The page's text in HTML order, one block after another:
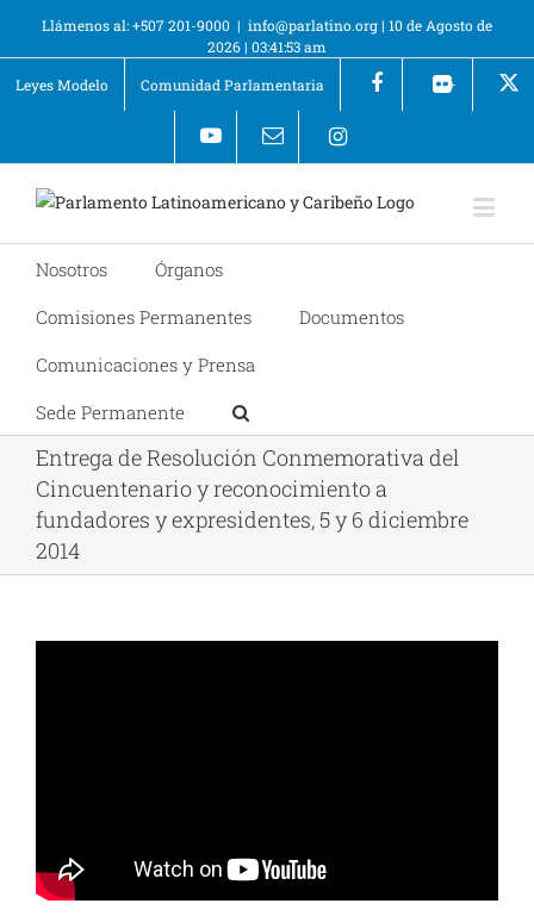
Llámenos al: +507 201-9000 | info@parlatino.org| 10 de Agosto de
2026| 03:41:53 am
Leyes Modelo
Comunidad Parlamentaria +
Nosotros
Órganos
Comisiones Permanentes
Documentos
Comunicaciones y Prensa
Sede Permanente
Entrega de Resolución Conmemorativa del
Cincuentenario y reconocimiento a
fundadores y expresidentes, 5 y 6 diciembre
2014